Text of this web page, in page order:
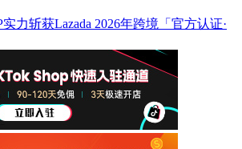
力斩获Lazada 2026年跨境「官方认证·